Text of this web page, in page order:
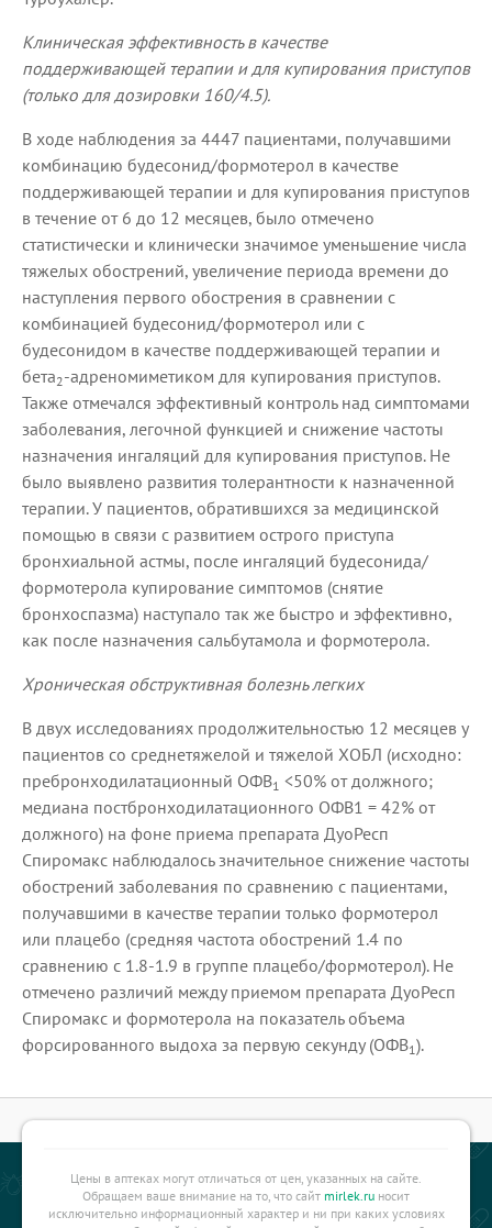
Клиническая эффективность в качестве
поддерживающей терапии и для купирования приступов
(только для дозировки 160/4.5).
В ходе наблюдения за 4447 пациентами, получавшими
комбинацию будесонид/формотерол в качестве
поддерживающей терапии и для купирования приступов
в течение от 6 до 12 месяцев, было отмечено
статистически и клинически значимое уменьшение числа
тяжелых обострений, увеличение периода времени до
наступления первого обострения в сравнении с
комбинацией будесонид/формотерол или с
будесонидом в качестве поддерживающей терапии и
бета2-адреномиметиком для купирования приступов.
Также отмечался эффективный контроль над симптомами
заболевания, легочной функцией и снижение частоты
назначения ингаляций для купирования приступов. Не
было выявлено развития толерантности к назначенной
терапии. У пациентов, обратившихся за медицинской
помощью в связи с развитием острого приступа
бронхиальной астмы, после ингаляций будесонида/
формотерола купирование симптомов (снятие
бронхоспазма) наступало так же быстро и эффективно,
как после назначения сальбутамола и формотерола.
Хроническая обструктивная болезнь легких
В двух исследованиях продолжительностью 12 месяцев у
пациентов со среднетяжелой и тяжелой ХОБЛ (исходно:
пребронходилатационный ОФВ1 <50% от должного;
медиана постбронходилатационного ОФВ1 = 42% от
должного) на фоне приема препарата ДуоРесп
Спиромакс наблюдалось значительное снижение частоты
обострений заболевания по сравнению с пациентами,
получавшими в качестве терапии только формотерол
или плацебо (средняя частота обострений 1.4 по
сравнению с 1.8-1.9 в группе плацебо/формотерол). Не
отмечено различий между приемом препарата ДуоРесп
Спиромакс и формотерола на показатель объема
форсированного выдоха за первую секунду (ОФВ1 ).
Цены в аптеках могут отличаться от цен, указанных на сайте.
Обращаем ваше внимание на то, что сайт mirlek.ru носит
исключительно информационный характер и ни при каких условиях